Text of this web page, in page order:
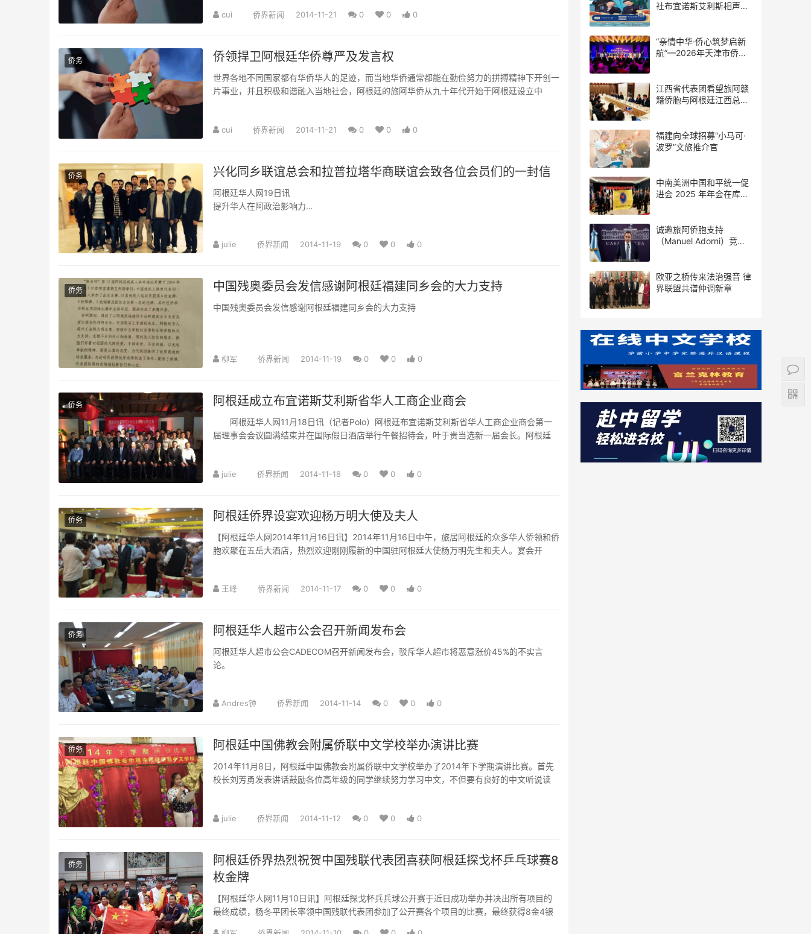
cui 侨界新闻 2014-11-21 0 0 0
侨务 侨领捍卫阿根廷华侨尊严及发言权
世界各地不同国家都有华侨华人的足迹，而当地华侨通常都能在勤俭努力的拼搏精神下开创一
片事业，并且积极和谐融入当地社会，阿根廷的旅阿华侨从九十年代开始于阿根廷设立中
cui 侨界新闻 2014-11-21 0 0 0
侨务 兴化同乡联谊总会和拉普拉塔华商联谊会致各位会员们的一封信
阿根廷华人网19日讯
提升华人在阿政治影响力
拉普拉塔华商联谊会的会员们：<...
julie 侨界新闻 2014-11-19 0 0 0
侨务 中国残奥委员会发信感谢阿根廷福建同乡会的大力支持
中国残奥委员会发信感谢阿根廷福建同乡会的大力支持
柳军 侨界新闻 2014-11-19 0 0 0
侨务 阿根廷成立布宜诺斯艾利斯省华人工商企业商会
阿根廷华人网11月18日讯（记者Polo）阿根廷布宜诺斯艾利斯省华人工商企业商会第一
届理事会会议圆满结束并在国际假日酒店举行午餐招待会，叶于贵当选新一届会长。阿根廷
julie 侨界新闻 2014-11-18 0 0 0
侨务 阿根廷侨界设宴欢迎杨万明大使及夫人
【阿根廷华人网2014年11月16日讯】2014年11月16日中午，旅居阿根廷的众多华人侨领和侨
胞欢聚在五岳大酒店，热烈欢迎刚刚履新的中国驻阿根廷大使杨万明先生和夫人。宴会开
王峰 侨界新闻 2014-11-17 0 0 0
侨务 阿根廷华人超市公会召开新闻发布会
阿根廷华人超市公会CADECOM召开新闻发布会，驳斥华人超市将恶意涨价45%的不实言
论。
Andres钟 侨界新闻 2014-11-14 0 0 0
侨务 阿根廷中国佛教会附属侨联中文学校举办演讲比赛
2014年11月8日，阿根廷中国佛教会附属侨联中文学校举办了2014年下学期演讲比赛。首先
校长刘芳勇发表讲话鼓励各位高年级的同学继续努力学习中文，不但要有良好的中文听说读
julie 侨界新闻 2014-11-12 0 0 0
侨务
阿根廷侨界热烈祝贺中国残联代表团喜获阿根廷探戈杯乒乓球赛8
枚金牌
【阿根廷华人网11月10日讯】阿根廷探戈杯兵兵球公开赛于近日成功举办并决出所有项目的
最终成绩，杨冬平团长率领中国残联代表团参加了公开赛各个项目的比赛，最终获得8金4银
社布宜诺斯艾利斯相声专
结！
“亲情中华·侨心筑梦启新
航”—2026年天津市侨界
江西省代表团看望旅阿赣
籍侨胞与阿根廷江西总商
福建向全球招募“小马可·
波罗”文旅推介官
中南美洲中国和平统一促
进会 2025 年年会在库拉
诚邀旅阿侨胞支持
（Manuel Adorni）竞选
欧亚之桥传来法治强音 律
界联盟共谱仲调新章